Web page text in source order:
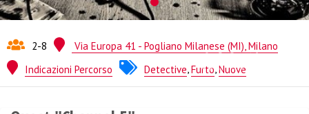
2-8
Via Europa 41 - Pogliano Milanese (MI), Milano
Indicazioni Percorso
Detective,Furto,Nuove
Quest from
Mistery Escape